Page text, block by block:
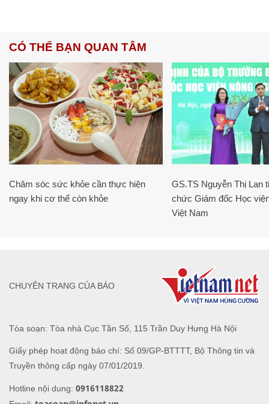
CÓ THỂ BẠN QUAN TÂM
Chăm sóc sức khỏe cần thực hiện
ngay khi cơ thể còn khỏe
GS.TS Nguyễn Thị Lan
chức Giám đốc Học
Việt Nam
Tòa soạn: Tòa nhà Cục Tần Số, 115 Trần Duy Hưng Hà Nội
Giấy phép hoạt động báo chí: Số 09/GP-BTTTT, Bộ Thông tin và
Truyền thông cấp ngày 07/01/2019.
Hotline nội dung: 0916118822
CHUYÊN TRANG CỦA BÁO